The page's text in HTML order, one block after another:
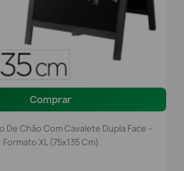
Comprar
De Chão Com Cavalete Dupla Face –
Formato XL (75x135 Cm)